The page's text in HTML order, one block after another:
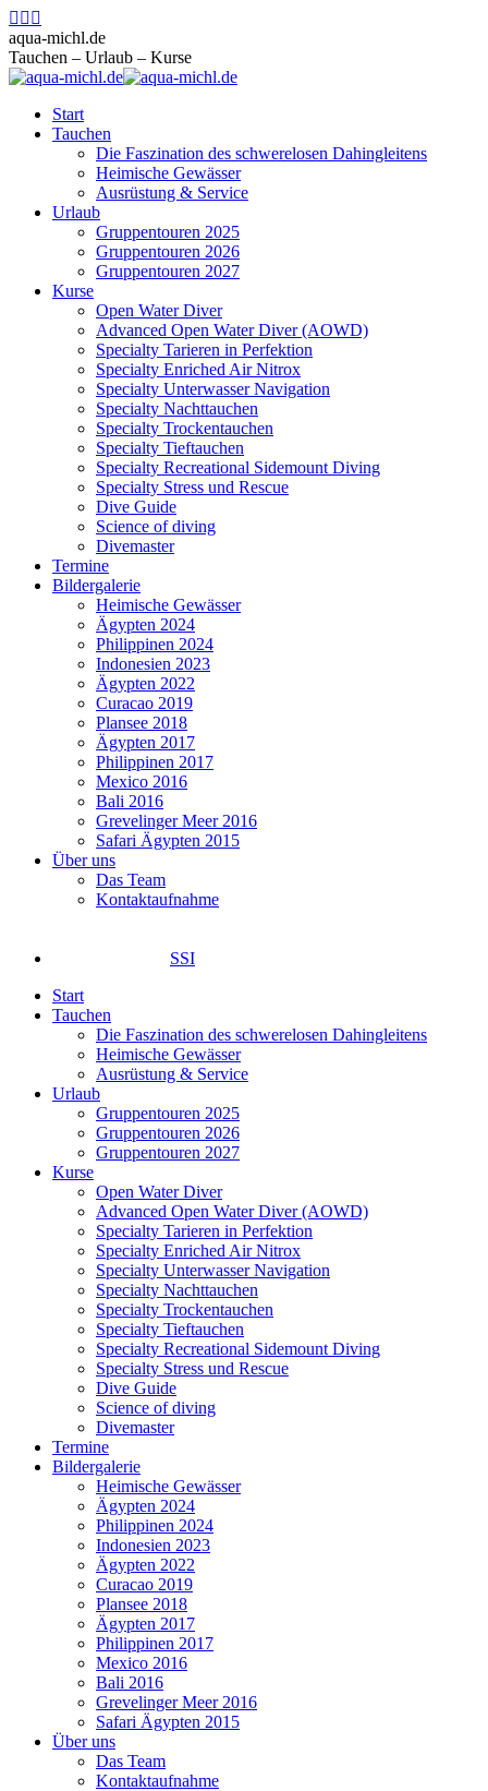
Zum
Inhalt
springen
Facebook
page
opens
in
window
Instagram
page
opens
in
window
Mail
page
opens
new
window
aqua-michl.de
Tauchen – Urlaub – Kurse
Start
Tauchen
Die Faszination des schwerelosen Dahingleitens
Heimische Gewässer
Ausrüstung & Service
Urlaub
Gruppentouren 2025
Gruppentouren 2026
Gruppentouren 2027
Kurse
Open Water Diver
Advanced Open Water Diver (AOWD)
Specialty Tarieren in Perfektion
Specialty Enriched Air Nitrox
Specialty Unterwasser Navigation
Specialty Nachttauchen
Specialty Trockentauchen
Specialty Tieftauchen
Specialty Recreational Sidemount Diving
Specialty Stress und Rescue
Dive Guide
Science of diving
Divemaster
Termine
Bildergalerie
Heimische Gewässer
Ägypten 2024
Philippinen 2024
Indonesien 2023
Ägypten 2022
Curacao 2019
Plansee 2018
Ägypten 2017
Philippinen 2017
Mexico 2016
Bali 2016
Grevelinger Meer 2016
Safari Ägypten 2015
Über uns
Das Team
Kontaktaufnahme
SSI
Start
Tauchen
Die Faszination des schwerelosen Dahingleitens
Heimische Gewässer
Ausrüstung & Service
Urlaub
Gruppentouren 2025
Gruppentouren 2026
Gruppentouren 2027
Kurse
Open Water Diver
Advanced Open Water Diver (AOWD)
Specialty Tarieren in Perfektion
Specialty Enriched Air Nitrox
Specialty Unterwasser Navigation
Specialty Nachttauchen
Specialty Trockentauchen
Specialty Tieftauchen
Specialty Recreational Sidemount Diving
Specialty Stress und Rescue
Dive Guide
Science of diving
Divemaster
Termine
Bildergalerie
Heimische Gewässer
Ägypten 2024
Philippinen 2024
Indonesien 2023
Ägypten 2022
Curacao 2019
Plansee 2018
Ägypten 2017
Philippinen 2017
Mexico 2016
Bali 2016
Grevelinger Meer 2016
Safari Ägypten 2015
Über uns
Das Team
Kontaktaufnahme